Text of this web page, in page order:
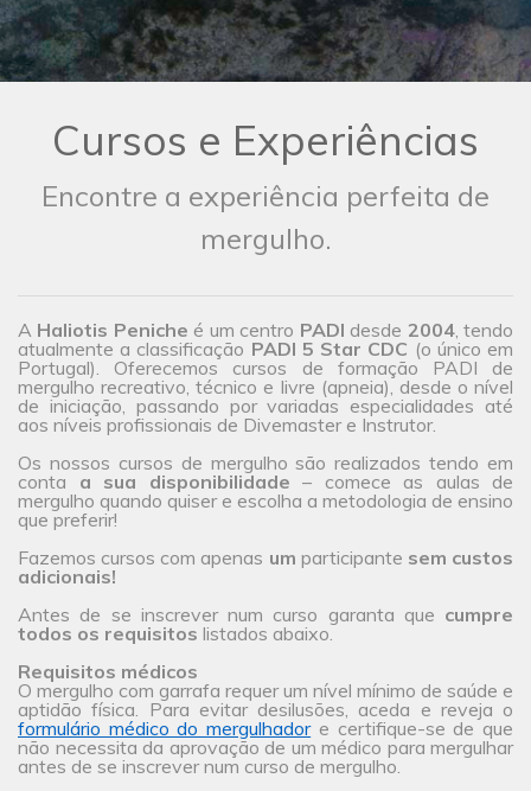
Cursos e Experiências
Encontre a experiência perfeita de
mergulho.
A Haliotis Peniche é um centro PADI desde 2004, tendo
atualmente a classificação PADI 5 Star CDC (o único em
Portugal). Oferecemos cursos de formação PADI de
mergulho recreativo, técnico e livre (apneia), desde o nível
de iniciação, passando por variadas especialidades até
aos níveis profissionais de Divemaster e Instrutor.
Os nossos cursos de mergulho são realizados tendo em
conta a sua disponibilidade – comece as aulas de
mergulho quando quiser e escolha a metodologia de ensino
que preferir!
Fazemos cursos com apenas um participante sem custos
adicionais!
Antes de se inscrever num curso garanta que cumpre
todos os requisitos listados abaixo.
Requisitos médicos
O mergulho com garrafa requer um nível mínimo de saúde e
aptidão física. Para evitar desilusões, aceda e reveja o
formulário médico do mergulhadore certifique-se de que
não necessita da aprovação de um médico para mergulhar
antes de se inscrever num curso de mergulho.